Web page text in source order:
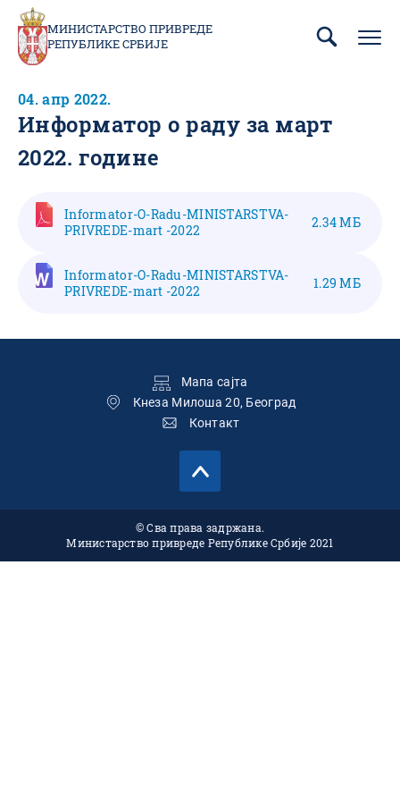
Пребаци
главни
садржаја
МИНИСТАРСТВО ПРИВРЕДЕ
РЕПУБЛИКЕ СРБИЈЕ
04. апр 2022.
Информатор о раду за март
2022. године
Informator-O-Radu-MINISTARSTVA-
PRIVREDE-mart -2022
2.34 МБ
Informator-O-Radu-MINISTARSTVA-
PRIVREDE-mart -2022
1.29 МБ
Мапа сајта
Кнеза Милоша 20, Београд
Контакт
© Сва права задржана.
Министарство привреде Републике Србије 2021